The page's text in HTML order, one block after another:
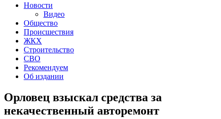
Новости
Видео
Общество
Происшествия
ЖКХ
Строительство
СВО
Рекомендуем
Об издании
Орловец взыскал средства за
некачественный авторемонт